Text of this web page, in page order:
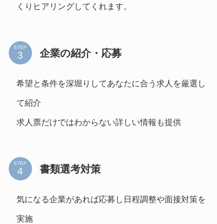
くりヒアリングしてくれます。
STEP 企業の紹介・応募
希望と条件を深堀りしてあなたに合う求人を厳選し
て紹介
求人票だけではわからない詳しい情報も提供
STEP 書類選考対策
気になる企業があれば応募し日程調整や面接対策を
実施